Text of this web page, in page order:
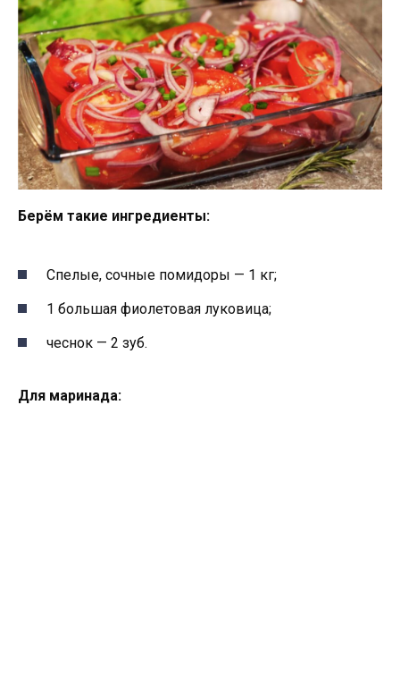
Берём такие ингредиенты:
Спелые, сочные помидоры — 1 кг;
1 большая фиолетовая луковица;
чеснок — 2 зуб.
Для маринада: